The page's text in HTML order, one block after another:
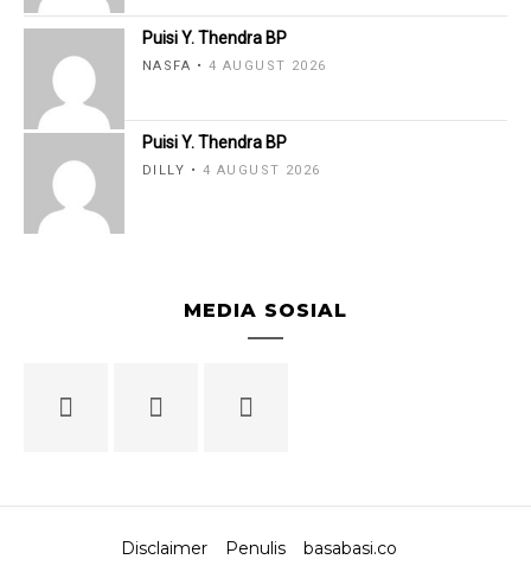
Puisi Y. Thendra BP
NASFA 4 AUGUST 2026
Puisi Y. Thendra BP
DILLY 4 AUGUST 2026
MEDIA SOSIAL
Disclaimer Penulis basabasi.co